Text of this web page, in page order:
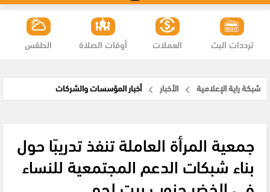
الطقس أوقات الصلاة العملات ترددات البث
شبكة راية الإعلامية الأخبار أخبار المؤسسات والشركات
جمعية المرأة العاملة تنفذ تدريبًا حول
بناء شبكات الدعم المجتمعية للنساء